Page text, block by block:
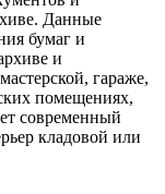
Данные
бумаг и
и
гараже,
помещениях,
современный
кладовой или